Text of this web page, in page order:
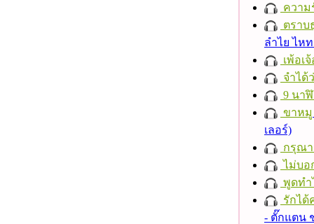
ความ
ตราบ
ลำไย ไห
เพ้อเ
จำได้
9 นา
ขาหมู
เลอร์)
กรุณา
ไม่บอ
พูดทำ
รักได้
- ตั๊กแตน